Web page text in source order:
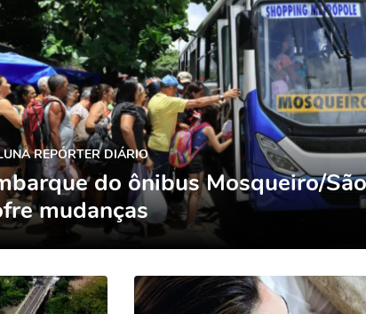
REPÓRTER DIÁRIO
do ônibus Mosqueiro/
mudanças